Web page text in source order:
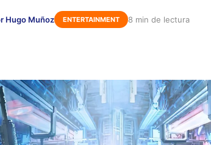
Hugo Muñoz ENTERTAINMENT 8 min de lectura